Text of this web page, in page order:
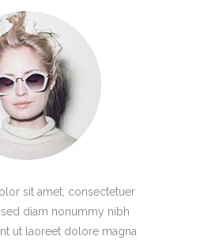
sit amet, consectetuer
diam nonummy nibh
ut laoreet dolore magna